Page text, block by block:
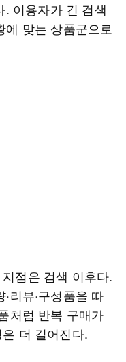
. 이용자가 긴 검색
맞는 상품군으로
점은 검색 이후다.
리뷰·구성품을 따
처럼 반복 구매가
더 길어진다.